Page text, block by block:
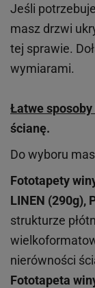
Jeśli
masz drzwi
tej sprawie.
wymiarami.
Łatwe
ścianę.
Do wyboru
Fototapety
LINEN (290g),
strukturze
nierówności
Fototapeta